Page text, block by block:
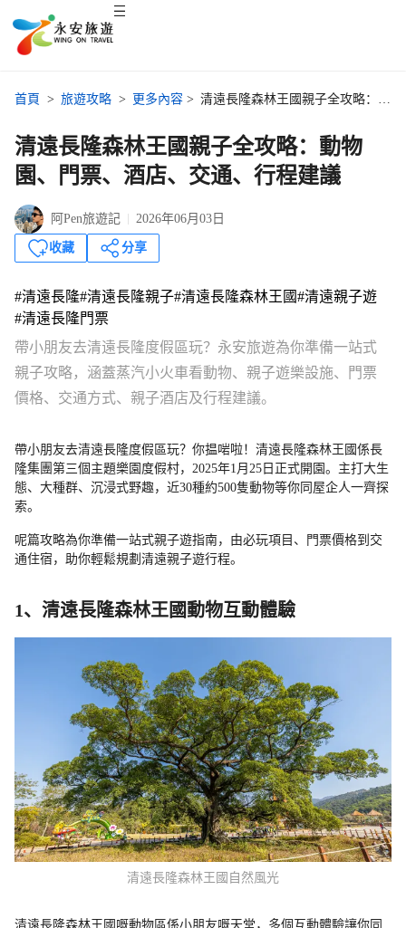
首頁 > 旅遊攻略 > 更多內容 > 清遠長隆森林王國親子全攻略：動物園、門票、酒店、交通、行程建議
清遠長隆森林王國親子全攻略：動物
園、門票、酒店、交通、行程建議
阿Pen旅遊記 2026年06月03日
收藏 分享
#清遠長隆#清遠長隆親子#清遠長隆森林王國#清遠親子遊
#清遠長隆門票
帶小朋友去清遠長隆度假區玩？永安旅遊為你準備一站式
親子攻略，涵蓋蒸汽小火車看動物、親子遊樂設施、門票
價格、交通方式、親子酒店及行程建議。
帶小朋友去清遠長隆度假區玩？你揾啱啦！清遠長隆森林王國係長
隆集團第三個主題樂園度假村，2025年1月25日正式開園。主打大生
態、大種群、沉浸式野趣，近30種約500隻動物等你同屋企人一齊探
索。
呢篇攻略為你準備一站式親子遊指南，由必玩項目、門票價格到交
通住宿，助你輕鬆規劃清遠親子遊行程。
1、清遠長隆森林王國動物互動體驗
清遠長隆森林王國自然風光
清遠長隆森林王國嘅動物區係小朋友嘅天堂，多個互動體驗讓你同